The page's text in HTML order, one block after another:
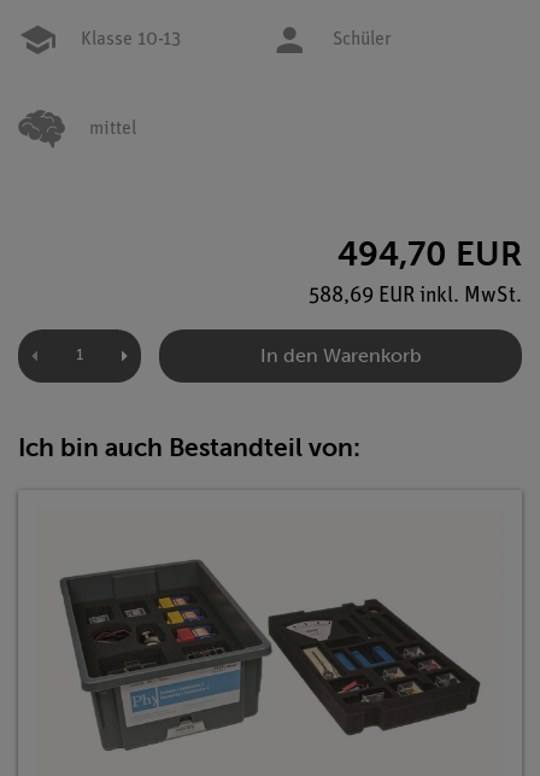
Klasse 10-13 Schüler
mittel
494,70 EUR
588,69 EUR inkl. MwSt.
In den Warenkorb
Ich bin auch Bestandteil von: